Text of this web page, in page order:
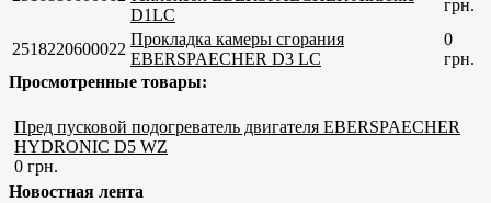
D1LC
грн.
2518220600022
Прокладка камеры сгорания
EBERSPAECHER D3 LC
0
грн.
Просмотренные товары:
Пред пусковой подогреватель двигателя EBERSPAECHER
HYDRONIC D5 WZ
0 грн.
Новостная лента